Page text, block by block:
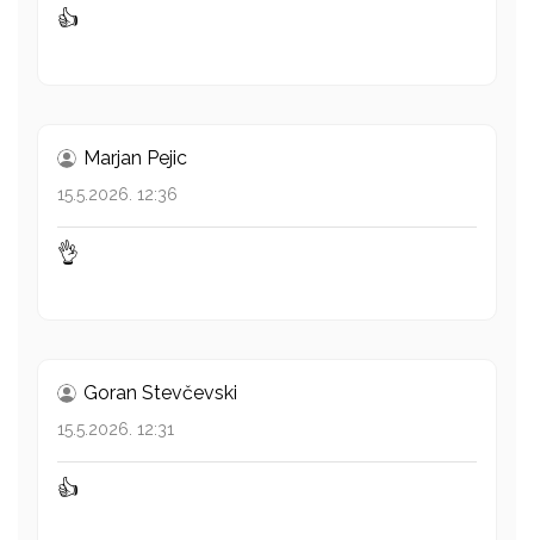
👍
Marjan Pejic
15.5.2026. 12:36
👌
Goran Stevčevski
15.5.2026. 12:31
👍